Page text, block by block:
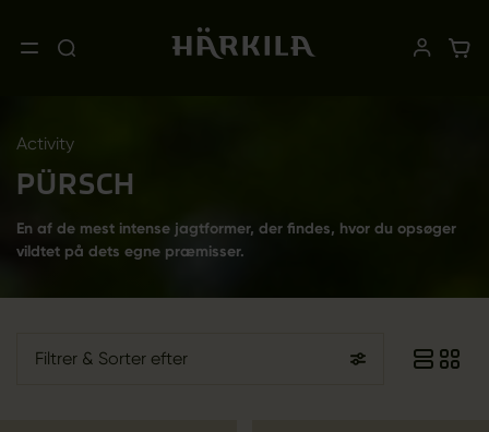
Activity
PÜRSCH
En af de mest intense jagtformer, der findes, hvor du opsøger
vildtet på dets egne præmisser.
Filtrer & Sorter efter